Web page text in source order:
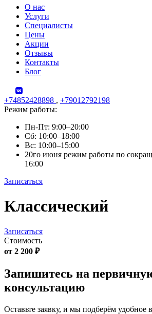
О нас
Услуги
Специалисты
Цены
Акции
Отзывы
Контакты
Блог
+74852428898 , +79012792198
Режим работы:
Пн-Пт: 9:00–20:00
Сб: 10:00–18:00
Вс: 10:00–15:00
20го июня режим работы по
16:00
Записаться
Skip
to
Классический
Записаться
Стоимость
от 2 200 ₽
Запишитесь на
консультацию
Оставьте заявку, и мы подберём удобное